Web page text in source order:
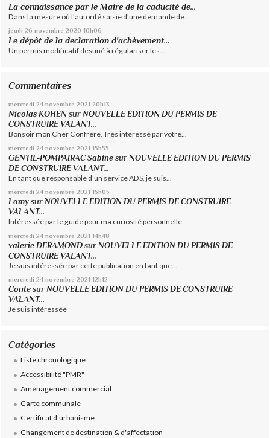
La connaissance par le Maire de la caducité de...
Dans la mesure où l'autorité saisie d'une demande de...
jeudi 26 novembre 2020 10h06
Le dépôt de la declaration d'achèvement...
Un permis modificatif destiné à régulariser les...
Commentaires
mercredi 24 novembre 2021 20h13
Nicolas KOHEN sur NOUVELLE EDITION DU PERMIS DE
CONSTRUIRE VALANT...
Bonsoir mon Cher Confrère, Très intéressé par votre...
mercredi 24 novembre 2021 15h55
GENTIL-POMPAIRAC Sabine sur NOUVELLE EDITION DU PERMIS
DE CONSTRUIRE VALANT...
En tant que responsable d'un service ADS, je suis...
mercredi 24 novembre 2021 15h05
Lamy surNOUVELLE EDITION DU PERMIS DE CONSTRUIRE
VALANT...
Intéressée par le guide pour ma curiosité personnelle
mercredi 24 novembre 2021 14h48
valerie DERAMOND sur NOUVELLE EDITION DU PERMIS DE
CONSTRUIRE VALANT...
Je suis intéressée par cette publication en tant que...
mercredi 24 novembre 2021 12h12
Conte surNOUVELLE EDITION DU PERMIS DE CONSTRUIRE
VALANT...
Je suis intéressée
Catégories
Liste chronologique
Accessibilité "PMR"
Aménagement commercial
Carte communale
Certificat d'urbanisme
Changement de destination & d'affectation